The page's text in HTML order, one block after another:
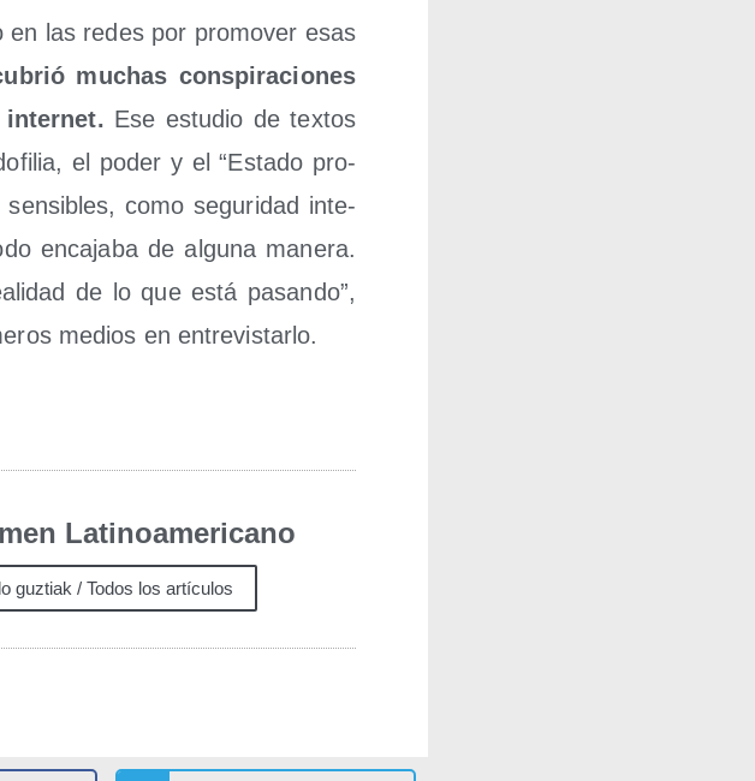
las redes por pro­mo­ver esas
muchas cons­pi­ra­cio­nes
Ese estu­dio de tex­tos
el poder y el “Esta­do pro­
sen­si­bles, como segu­ri­dad inte­
enca­ja­ba de algu­na mane­ra.
de lo que está pasan­do”,
medios en entrevistarlo.
Latinoamericano
guztiak / Todos los artículos